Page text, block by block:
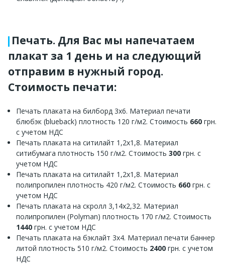
Печать. Для Вас мы напечатаем
плакат за 1 день и на следующий
отправим в нужный город.
Стоимость печати:
Печать плаката на билборд 3х6. Материал печати
блюбэк (blueback) плотность 120 г/м2. Стоимость 660 грн.
с учетом НДС
Печать плаката на ситилайт 1,2х1,8. Материал
ситибумага плотность 150 г/м2. Стоимость 300 грн. с
учетом НДС
Печать плаката на ситилайт 1,2х1,8. Материал
полипропилен плотность 420 г/м2. Стоимость 660 грн. с
учетом НДС
Печать плаката на скролл 3,14х2,32. Материал
полипропилен (Polyman) плотность 170 г/м2. Стоимость
1440 грн. с учетом НДС
Печать плаката на бэклайт 3х4. Материал печати баннер
литой плотность 510 г/м2. Стоимость 2400 грн. с учетом
НДС